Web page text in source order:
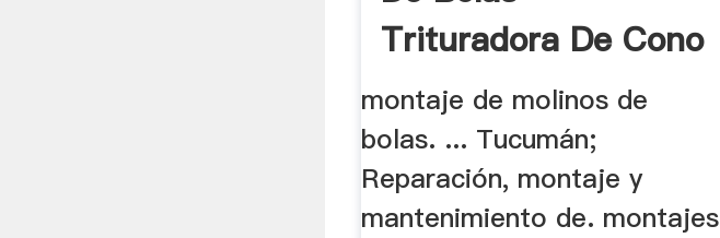
Trituradora De Cono
montaje de molinos de
bolas. ... Tucumán;
Reparación, montaje y
mantenimiento de. montajes